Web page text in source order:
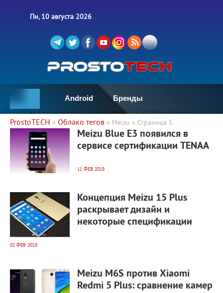
Пн, 10 августа 2026
Android Бренды
ProstoTECH » Облако тегов » Meizu » Страница 5
3 326 0
Meizu Blue E3 появился в
сервисе сертификации TENAA
11 ФЕВ 2018
Концепция Meizu 15 Plus
раскрывает дизайн и
некоторые спецификации
02 ФЕВ 2018
Meizu M6S против Xiaomi
Redmi 5 Plus: сравнение камер